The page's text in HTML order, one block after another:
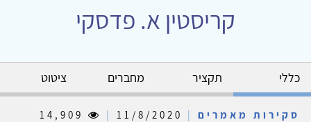
קריסטין א. פדסקי
כללי תקציר מחברים ציטוט
סקירות מאמרים |
|